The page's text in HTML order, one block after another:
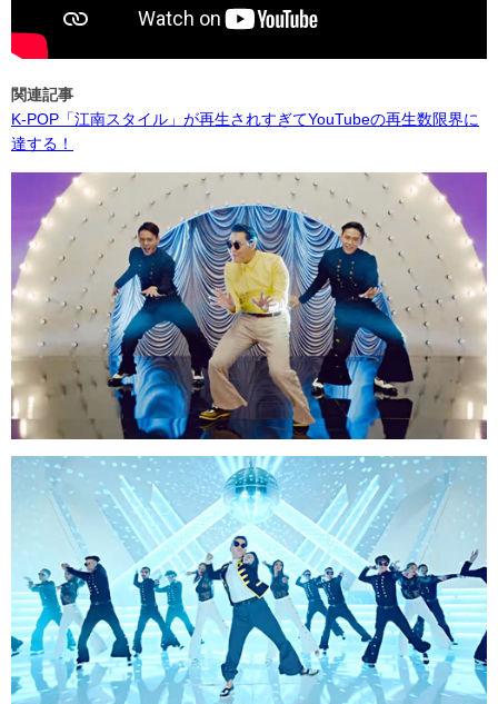
関連記事
K-POP「江南スタイル」が再生されすぎてYouTubeの再生数限界に
達する！